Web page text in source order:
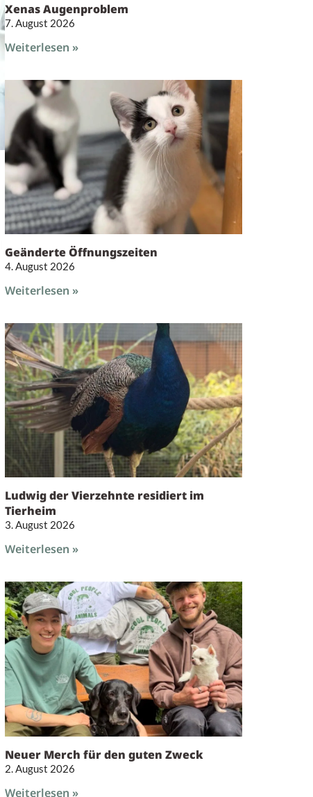
Xenas Augenproblem
7. August 2026
Weiterlesen »
Geänderte Öffnungszeiten
4. August 2026
Weiterlesen »
Ludwig der Vierzehnte residiert im
Tierheim
3. August 2026
Weiterlesen »
Neuer Merch für den guten Zweck
2. August 2026
Weiterlesen »